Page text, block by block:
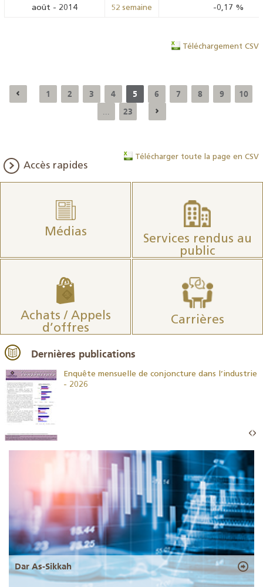
août - 2014 52 semaine -0,17 %
Téléchargement CSV
1 2 3 4 5 6 7 8 9 10
23
Télécharger toute la page en CSV
Accès rapides
Médias
Services rendus au
public
Achats / Appels
d’offres
Carrières
Dernières publications
Enquête mensuelle de conjoncture dans l’industrie
- 2026
Dar As-Sikkah